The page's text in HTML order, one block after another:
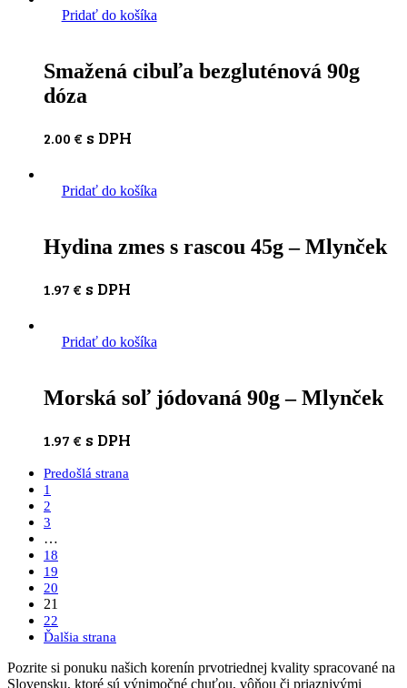
Pridať do košíka
Smažená cibuľa bezgluténová 90g
dóza
2.00 € s DPH
Pridať do košíka
Hydina zmes s rascou 45g – Mlynček
1.97 € s DPH
Pridať do košíka
Morská soľ jódovaná 90g – Mlynček
1.97 € s DPH
Predošlá strana
1
2
3
…
18
19
20
21
22
Ďalšia strana
Pozrite si ponuku našich korenín prvotriednej kvality spracované na
Slovensku, ktoré sú výnimočné chuťou, vôňou či priaznivými